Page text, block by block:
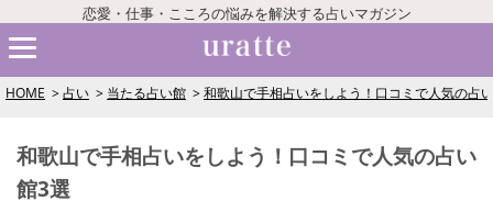
恋愛・仕事・こころの悩みを解決する占いマガジン
HOME 占い 当たる占い館 和歌山で手相占いをしよう！口コミで人気の占
和歌山で手相占いをしよう！口コミで人気の占い
館3選